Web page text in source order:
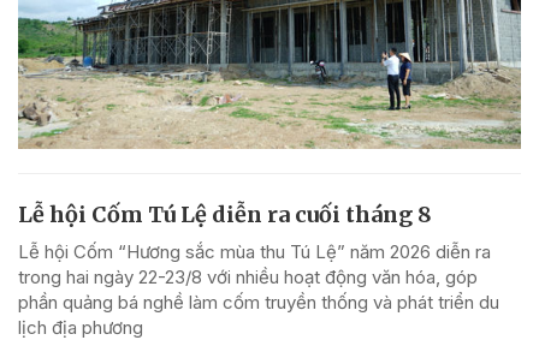
Lễ hội Cốm Tú Lệ diễn ra cuối tháng 8
Lễ hội Cốm “Hương sắc mùa thu Tú Lệ” năm 2026 diễn ra
trong hai ngày 22-23/8 với nhiều hoạt động văn hóa, góp
phần quảng bá nghề làm cốm truyền thống và phát triển du
lịch địa phương